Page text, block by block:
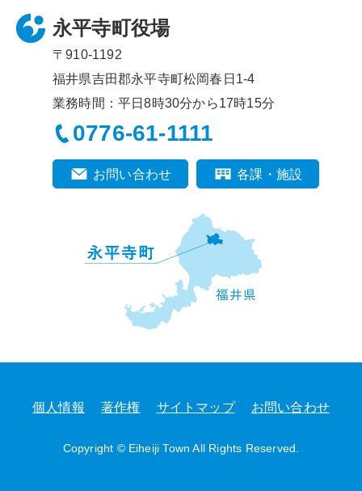
永平寺町役場
〒910-1192
福井県吉田郡永平寺町松岡春日1-4
業務時間：平日8時30分から17時15分
0776-61-1111
お問い合わせ 各課・施設
個人情報 著作権 サイトマップ お問い合わせ
Copyright © Eiheiji Town All Rights Reserved.